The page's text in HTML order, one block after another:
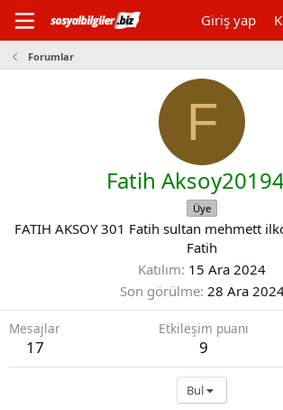
Giriş yap
Forumlar
F
Fatih
Üye
FATIH AKSOY 301 Fatih sultan mehmett
Fatih
Katılım 15 Ara 2024
Son görülme 28 Ara
Mesajlar
17
Etkileşim puanı
9
Bul